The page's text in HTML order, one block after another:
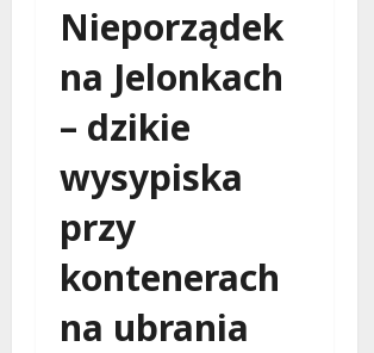
Nieporządek
na Jelonkach
– dzikie
wysypiska
przy
kontenerach
na ubrania